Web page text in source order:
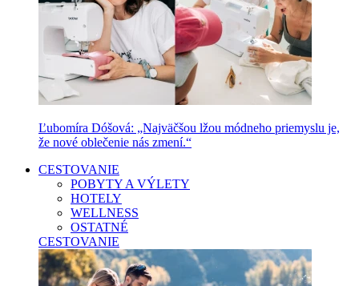
Ľubomíra Dóšová: „Najväčšou lžou módneho priemyslu je,
že nové oblečenie nás zmení.“
CESTOVANIE
POBYTY A VÝLETY
HOTELY
WELLNESS
OSTATNÉ
CESTOVANIE